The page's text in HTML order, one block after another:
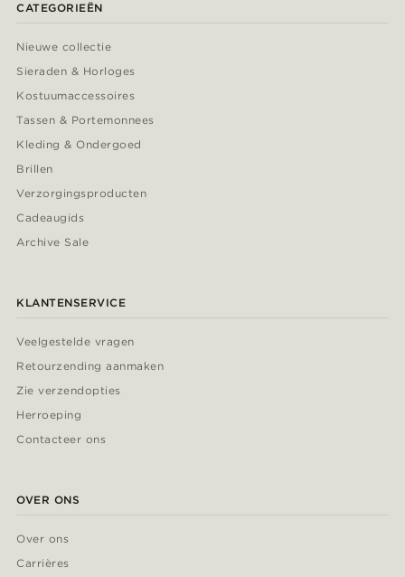
CATEGORIEËN
Nieuwe collectie
Sieraden & Horloges
Kostuumaccessoires
Tassen & Portemonnees
Kleding & Ondergoed
Brillen
Verzorgingsproducten
Cadeaugids
Archive Sale
KLANTENSERVICE
Veelgestelde vragen
Retourzending aanmaken
Zie verzendopties
Herroeping
Contacteer ons
OVER ONS
Over ons
Carrières